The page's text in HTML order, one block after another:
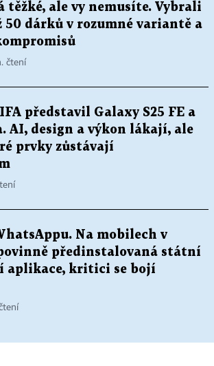
těžké, ale vy nemusíte. Vybrali
50 dárků v rozumné variantě a
čtení
představil Galaxy S25 FE a
AI, design a výkon lákají, ale
prvky zůstávají
Na mobilech v
předinstalovaná státní
aplikace, kritici se bojí